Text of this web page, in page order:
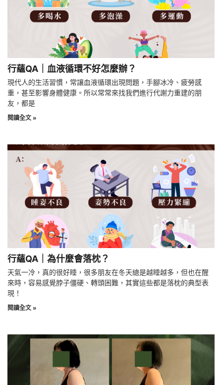
行蘊QA｜血液循環不好怎麼辦？
現代人的生活習慣，常讓血液循環出現問題，手腳冰冷、疲勞感
重，甚至影響身體健康。所以常常來找我們進行代謝力重建的朋
友，都是
閱讀全文 »
行蘊QA｜為什麼會落枕？
天氣一冷，真的很好睡，很多朋友在冬天總是越睡越多，但也在醒
來時，容易感覺脖子僵硬、轉頭困難，其實這些都是落枕的典型表
現！
閱讀全文 »